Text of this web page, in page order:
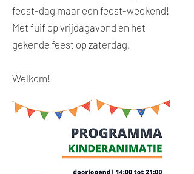
feest-dag maar een feest-weekend!
Met fuif op vrijdagavond en het
gekende feest op zaterdag.
Welkom!